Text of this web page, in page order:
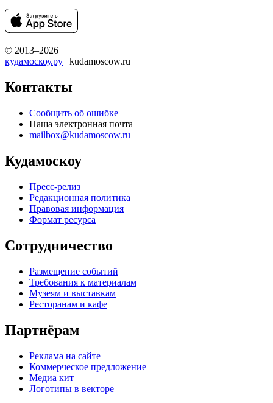
© 2013–2026
кудамоскоу.ру | kudamoscow.ru
Контакты
Сообщить об ошибке
Наша электронная почта
mailbox@kudamoscow.ru
Кудамоскоу
Пресс-релиз
Редакционная политика
Правовая информация
Формат ресурса
Сотрудничество
Размещение событий
Требования к материалам
Музеям и выставкам
Ресторанам и кафе
Партнёрам
Реклама на сайте
Коммерческое предложение
Медиа кит
Логотипы в векторе